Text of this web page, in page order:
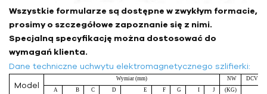
Wszystkie formularze są dostępne w zwykłym formacie,
prosimy o szczegółowe zapoznanie się z nimi.
Specjalną specyfikację można dostosować do
wymagań klienta.
Dane techniczne uchwytu elektromagnetycznego szlifierki:
Model
Wymiar (mm) NW
DCV
A
B C D E F G I J
(KG)